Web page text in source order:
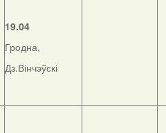
19.04
Гродна,
Дз.Вінчэўскі